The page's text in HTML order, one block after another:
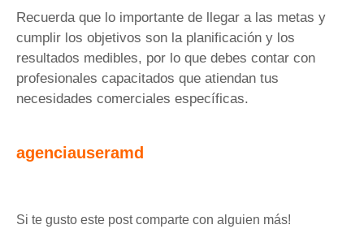
Recuerda que lo importante de llegar a las metas y
cumplir los objetivos son la planificación y los
resultados medibles, por lo que debes contar con
profesionales capacitados que atiendan tus
necesidades comerciales específicas.
agenciauseramd
Si te gusto este post comparte con alguien más!